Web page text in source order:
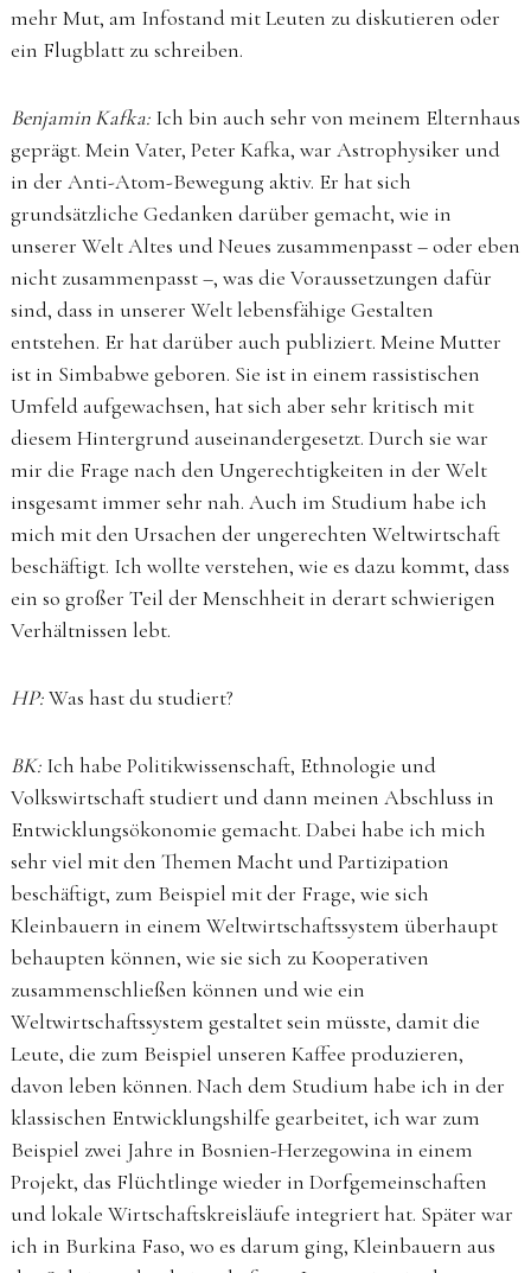
mehr Mut, am Infostand mit Leuten zu diskutieren oder
ein Flugblatt zu schreiben.
Benjamin Kafka:Ich bin auch sehr von meinem Elternhaus
geprägt. Mein Vater, Peter Kafka, war Astrophysiker und
in der Anti-Atom-Bewegung aktiv. Er hat sich
grundsätzliche Gedanken darüber gemacht, wie in
unserer Welt Altes und Neues zusammenpasst – oder eben
nicht zusammenpasst –, was die Voraussetzungen dafür
sind, dass in unserer Welt lebensfähige Gestalten
entstehen. Er hat darüber auch publiziert. Meine Mutter
ist in Simbabwe geboren. Sie ist in einem rassistischen
Umfeld aufgewachsen, hat sich aber sehr kritisch mit
diesem Hintergrund auseinandergesetzt. Durch sie war
mir die Frage nach den Ungerechtigkeiten in der Welt
insgesamt immer sehr nah. Auch im Studium habe ich
mich mit den Ursachen der ungerechten Weltwirtschaft
beschäftigt. Ich wollte verstehen, wie es dazu kommt, dass
ein so großer Teil der Menschheit in derart schwierigen
Verhältnissen lebt.
HP:Was hast du studiert?
BK:Ich habe Politikwissenschaft, Ethnologie und
Volkswirtschaft studiert und dann meinen Abschluss in
Entwicklungsökonomie gemacht. Dabei habe ich mich
sehr viel mit den Themen Macht und Partizipation
beschäftigt, zum Beispiel mit der Frage, wie sich
Kleinbauern in einem Weltwirtschaftssystem überhaupt
behaupten können, wie sie sich zu Kooperativen
zusammenschließen können und wie ein
Weltwirtschaftssystem gestaltet sein müsste, damit die
Leute, die zum Beispiel unseren Kaffee produzieren,
davon leben können. Nach dem Studium habe ich in der
klassischen Entwicklungshilfe gearbeitet, ich war zum
Beispiel zwei Jahre in Bosnien-Herzegowina in einem
Projekt, das Flüchtlinge wieder in Dorfgemeinschaften
und lokale Wirtschaftskreisläufe integriert hat. Später war
ich in Burkina Faso, wo es darum ging, Kleinbauern aus